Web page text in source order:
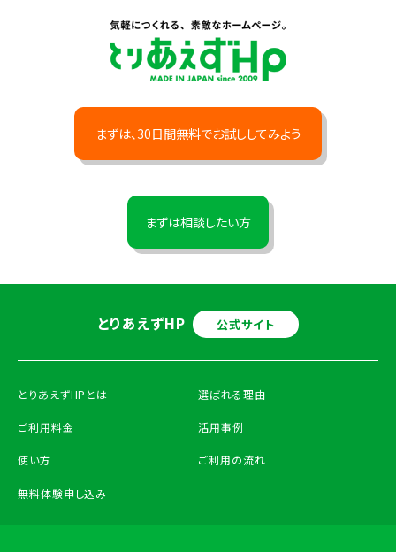
まずは、30日間無料でお試ししてみよう
まずは相談したい方
とりあえずHP 公式サイト
とりあえずHPとは
ご利用料金
使い方
選ばれる理由
活用事例
ご利用の流れ
無料体験申し込み